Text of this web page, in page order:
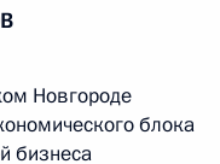
Новгороде
блока
бизнеса